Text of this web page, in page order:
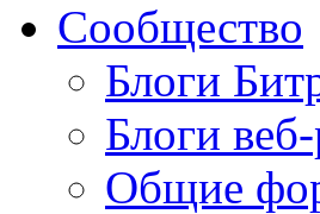
Сообщество
Блоги
Блоги
Общие